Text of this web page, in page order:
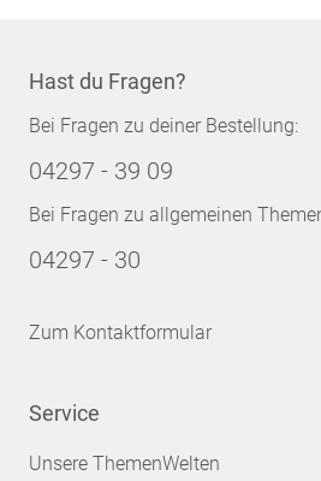
Hast du Fragen?
Bei Fragen zu deiner Bestellung:
04297 - 39 09
Bei Fragen zu allgemeinen
04297 - 30
Zum Kontaktformular
Service
Unsere ThemenWelten